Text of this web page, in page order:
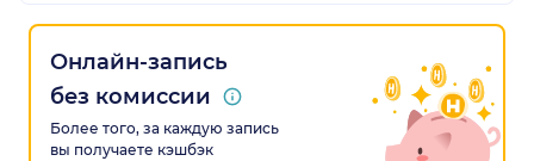
Онлайн-запись
без комиссии
Более того, за каждую запись
вы получаете кэшбэк